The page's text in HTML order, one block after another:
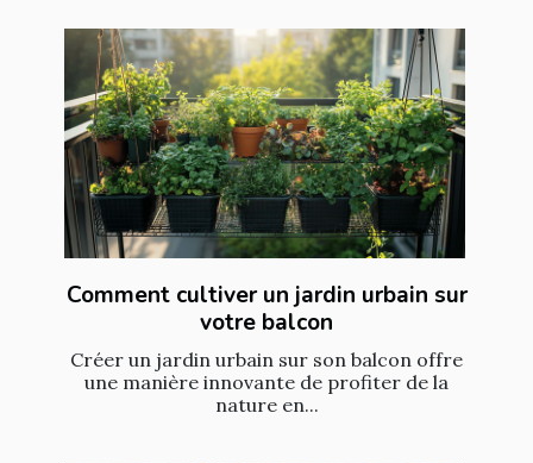
Comment cultiver un jardin urbain sur
votre balcon
Créer un jardin urbain sur son balcon offre
une manière innovante de profiter de la
nature en...